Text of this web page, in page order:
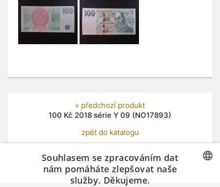
« předchozí produkt
100 Kč 2018 série Y 09 (NO17893)
zpět do katalogu
100 Kč 2018 série Y 23 (NO17895)
Souhlasem se zpracováním dat
nám pomáháte zlepšovat naše
služby. Děkujeme.